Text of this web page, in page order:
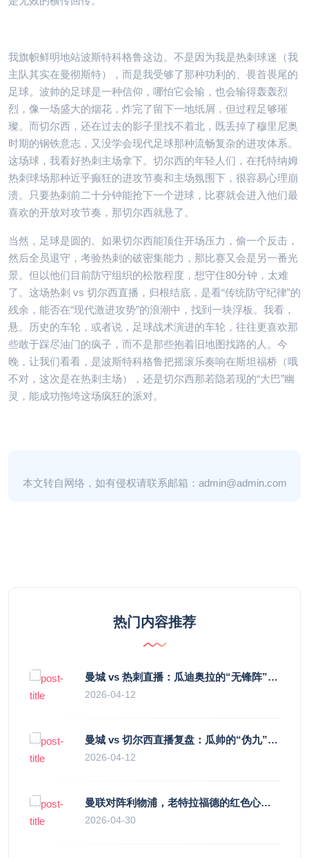
我旗帜鲜明地站波斯特科格鲁这边。不是因为我是热刺球迷（我
主队其实在曼彻斯特），而是我受够了那种功利的、畏首畏尾的
足球。波帅的足球是一种信仰，哪怕它会输，也会输得轰轰烈
烈，像一场盛大的烟花，炸完了留下一地纸屑，但过程足够璀
璨。而切尔西，还在过去的影子里找不着北，既丢掉了穆里尼奥
时期的钢铁意志，又没学会现代足球那种流畅复杂的进攻体系。
这场球，我看好热刺主场拿下。切尔西的年轻人们，在托特纳姆
热刺球场那种近乎癫狂的进攻节奏和主场氛围下，很容易心理崩
溃。只要热刺前二十分钟能抢下一个进球，比赛就会进入他们最
喜欢的开放对攻节奏，那切尔西就悬了。
当然，足球是圆的。如果切尔西能顶住开场压力，偷一个反击，
然后全员退守，考验热刺的破密集能力，那比赛又会是另一番光
景。但以他们目前防守组织的松散程度，想守住80分钟，太难
了。这场热刺 vs 切尔西直播，归根结底，是看“传统防守纪律”的
残余，能否在“现代激进攻势”的浪潮中，找到一块浮板。我看，
悬。历史的车轮，或者说，足球战术演进的车轮，往往更喜欢那
些敢于踩尽油门的疯子，而不是那些抱着旧地图找路的人。今
晚，让我们看看，是波斯特科格鲁把摇滚乐奏响在斯坦福桥（哦
不对，这次是在热刺主场），还是切尔西那若隐若现的“大巴”幽
灵，能成功拖垮这场疯狂的派对。
本文转自网络，如有侵权请联系邮箱：admin@admin.com
热门内容推荐
曼城 vs 热刺直播：瓜迪奥拉的“无锋阵”是天才设计还是自废武功？
2026-04-12
曼城 vs 切尔西直播复盘：瓜帅的“伪九”陷阱，如何绞杀蓝军的“三中卫”？
2026-04-12
曼联对阵利物浦，老特拉福德的红色心跳与蓝色暗涌
2026-04-30